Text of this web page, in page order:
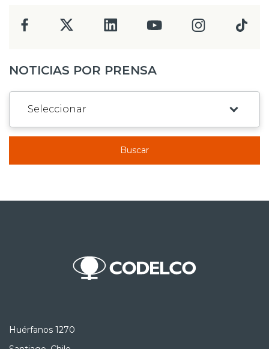
NOTICIAS POR PRENSA
Buscar
Huérfanos 1270